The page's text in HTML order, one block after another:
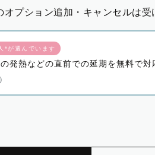
プション追加・キャンセルは受
*が選んでいます
発熱などの直前での延期を無料で対
）